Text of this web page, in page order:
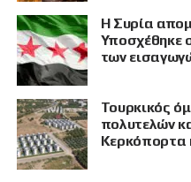
Η Συρία
Υποσχέθηκε
των
Τουρκικός
πολυτελών
Κερκόπορτα